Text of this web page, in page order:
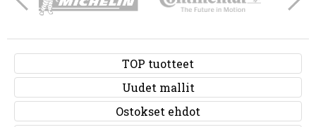
TOP tuotteet
Uudet mallit
Ostokset ehdot